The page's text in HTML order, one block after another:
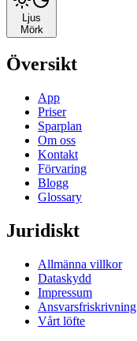
Ljus
Mörk
Översikt
App
Priser
Sparplan
Om oss
Kontakt
Förvaring
Blogg
Glossary
Juridiskt
Allmänna villkor
Dataskydd
Impressum
Ansvarsfriskrivning
Vårt löfte